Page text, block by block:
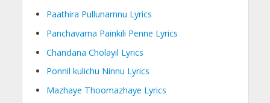
Paathira Pullunarnnu Lyrics
Panchavarna Painkili Penne Lyrics
Chandana Cholayil Lyrics
Ponnil kulichu Ninnu Lyrics
Mazhaye Thoomazhaye Lyrics